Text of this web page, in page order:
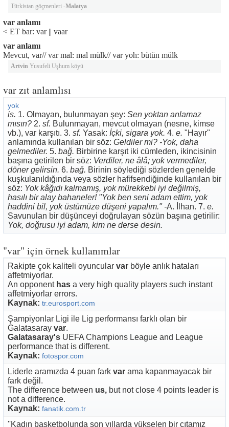
Türkistan göçmenleri -Malatya
var anlamı
< ET bar: var || vaar
var anlamı
Mevcut, var// var mal: mal mülk// var yoh: bütün mülk
Artvin Yusufeli Uşhum köyü
var zıt anlamlısı
yok
is. 1. Olmayan, bulunmayan şey: Sen yoktan anlamaz
mısın? 2. sf. Bulunmayan, mevcut olmayan (nesne, kimse
vb.), var karşıtı. 3. sf. Yasak: İçki, sigara yok. 4. e. "Hayır"
anlamında kullanılan bir söz: Geldiler mi? -Yok, daha
gelmediler. 5. bağ. Birbirine karşıt iki cümleden, ikincisinin
başına getirilen bir söz: Verdiler, ne âlâ; yok vermediler,
döner gelirsin. 6. bağ. Birinin söylediği sözlerden genelde
kuşkulanıldığında veya sözler hafifsendiğinde kullanılan bir
söz: Yok kâğıdı kalmamış, yok mürekkebi iyi değilmiş,
hasılı bir alay bahaneler! "Yok ben seni adam ettim, yok
haddini bil, yok üstümüze düşeni yapalım." -A. İlhan. 7. e.
Savunulan bir düşünceyi doğrulayan sözün başına getirilir:
Yok, doğrusu iyi adam, kim ne derse desin.
"var" için örnek kullanımlar
Rakipte çok kaliteli oyuncular var böyle anlık hataları
affetmiyorlar.
An opponent has a very high quality players such instant
affetmiyorlar errors.
Kaynak: tr.eurosport.com
Şampiyonlar Ligi ile Lig performansı farklı olan bir
Galatasaray var.
Galatasaray's UEFA Champions League and League
performance that is different.
Kaynak: fotospor.com
Liderle aramızda 4 puan fark var ama kapanmayacak bir
fark değil.
The difference between us, but not close 4 points leader is
not a difference.
Kaynak: fanatik.com.tr
''Kadın basketbolunda son yıllarda yükselen bir çıtamız